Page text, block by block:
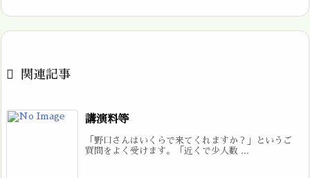
 関連記事
講演料等
「野口さんはいくらで来てくれますか？」というご
質問をよく受けます。「近くで少人数 ...